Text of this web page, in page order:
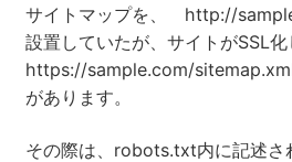
サイトマップを、 http://
設置していたが、サイトがSSL
https://sample.com/
があります。
その際は、robots.txt内に記述